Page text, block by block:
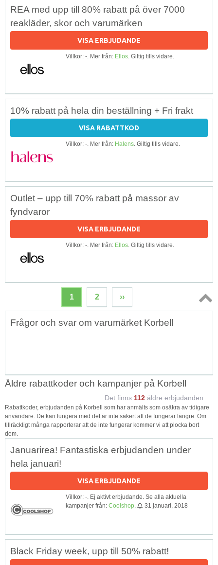
REA med upp till 80% rabatt på över 7000
reakläder, skor och varumärken
VISA ERBJUDANDE
Villkor: -. Mer från: Ellos. Giltig tills vidare.
10% rabatt på hela din beställning + Fri frakt
VISA RABATTKOD
Villkor: -. Mer från: Halens. Giltig tills vidare.
Outlet – upp till 70% rabatt på massor av
fyndvaror
VISA ERBJUDANDE
Villkor: -. Mer från: Ellos. Giltig tills vidare.
1 2 ››
Topp
Frågor och svar om varumärket Korbell
Äldre rabattkoder och kampanjer på Korbell
Det finns 112 äldre erbjudanden
Rabattkoder, erbjudanden på Korbell som har anmälts som osäkra av tidigare
användare. De kan fungera med det är inte säkert att de fungerar längre. Om
tillräckligt många rapporterar att de inte fungerar kommer vi att plocka bort
dem.
Januarirea! Fantastiska erbjudanden under
hela januari!
VISA ERBJUDANDE
Villkor: -. Ej aktivt erbjudande. Se alla aktuella
kampanjer från: Coolshop 31 januari, 2018
Black Friday week, upp till 50% rabatt!